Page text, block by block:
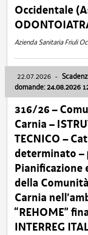
Occidentale
Azienda Sanitaria Friuli
22.07.2026 -
domande: 24.08.2026
316/26 –
Carnia –
TECNICO –
determinato –
della
Carnia
“REHOME”
INTERREG